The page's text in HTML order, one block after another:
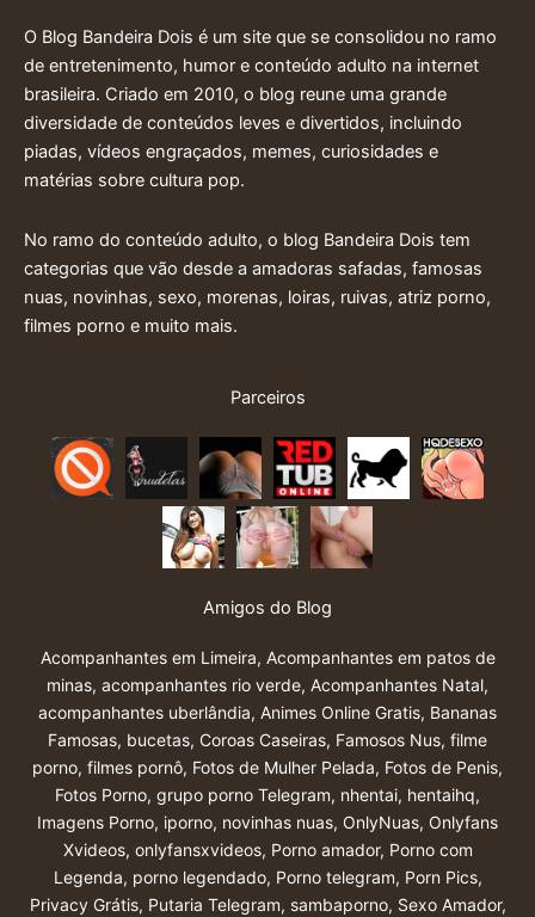
O Blog Bandeira Dois é um site que se consolidou no ramo
de entretenimento, humor e conteúdo adulto na internet
brasileira. Criado em 2010, o blog reune uma grande
diversidade de conteúdos leves e divertidos, incluindo
piadas, vídeos engraçados, memes, curiosidades e
matérias sobre cultura pop.
No ramo do conteúdo adulto, o blog Bandeira Dois tem
categorias que vão desde a amadoras safadas, famosas
nuas, novinhas, sexo, morenas, loiras, ruivas, atriz porno,
filmes porno e muito mais.
Parceiros
Amigos do Blog
Acompanhantes em Limeira, Acompanhantes em patos de
minas, acompanhantes rio verde, Acompanhantes Natal,
acompanhantes uberlândia, Animes Online Gratis, Bananas
Famosas, bucetas, Coroas Caseiras, Famosos Nus, filme
porno, filmes pornô, Fotos de Mulher Pelada, Fotos de Penis,
Fotos Porno, grupo porno Telegram, nhentai, hentaihq,
Imagens Porno, iporno, novinhas nuas, OnlyNuas, Onlyfans
Xvideos, onlyfansxvideos, Porno amador, Porno com
Legenda, porno legendado, Porno telegram, Porn Pics,
Privacy Grátis, Putaria Telegram, sambaporno, Sexo Amador,